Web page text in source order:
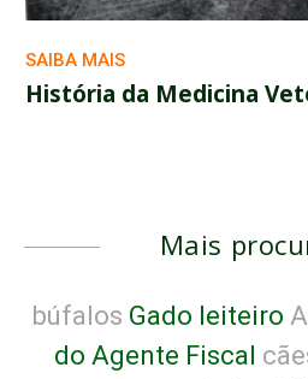
SAIBA MAIS
História da Medicina
Mais
búfalos Gado leiteiro
do Agente Fiscal